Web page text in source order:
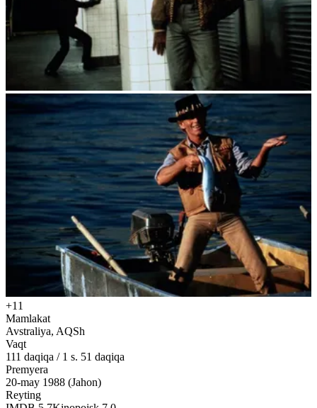
+11
Mamlakat
Avstraliya, AQSh
Vaqt
111 daqiqa / 1 s. 51 daqiqa
Premyera
20-may 1988 (Jahon)
Reyting